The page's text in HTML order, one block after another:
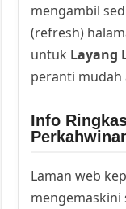
mengambil
(refresh)
untuk Layang
peranti
Info
Laman web
mengemaskini